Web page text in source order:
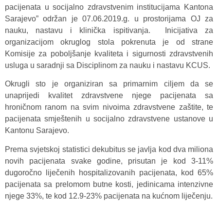
pacijenata u socijalno zdravstvenim institucijama Kantona
Sarajevo” održan je 07.06.2019.g. u prostorijama OJ za
nauku, nastavu i klinička ispitivanja. Inicijativa za
organizacijom okruglog stola pokrenuta je od strane
Komisije za poboljšanje kvaliteta i sigurnosti zdravstvenih
usluga u saradnji sa Disciplinom za nauku i nastavu KCUS.
Okrugli sto je organiziran sa primarnim ciljem da se
unaprijedi kvalitet zdravstvene njege pacijenata sa
hroničnom ranom na svim nivoima zdravstvene zaštite, te
pacijenata smještenih u socijalno zdravstvene ustanove u
Kantonu Sarajevo.
Prema svjetskoj statistici dekubitus se javlja kod dva miliona
novih pacijenata svake godine, prisutan je kod 3-11%
dugoročno liječenih hospitalizovanih pacijenata, kod 65%
pacijenata sa prelomom butne kosti, jedinicama intenzivne
njege 33%, te kod 12.9-23% pacijenata na kućnom liječenju.